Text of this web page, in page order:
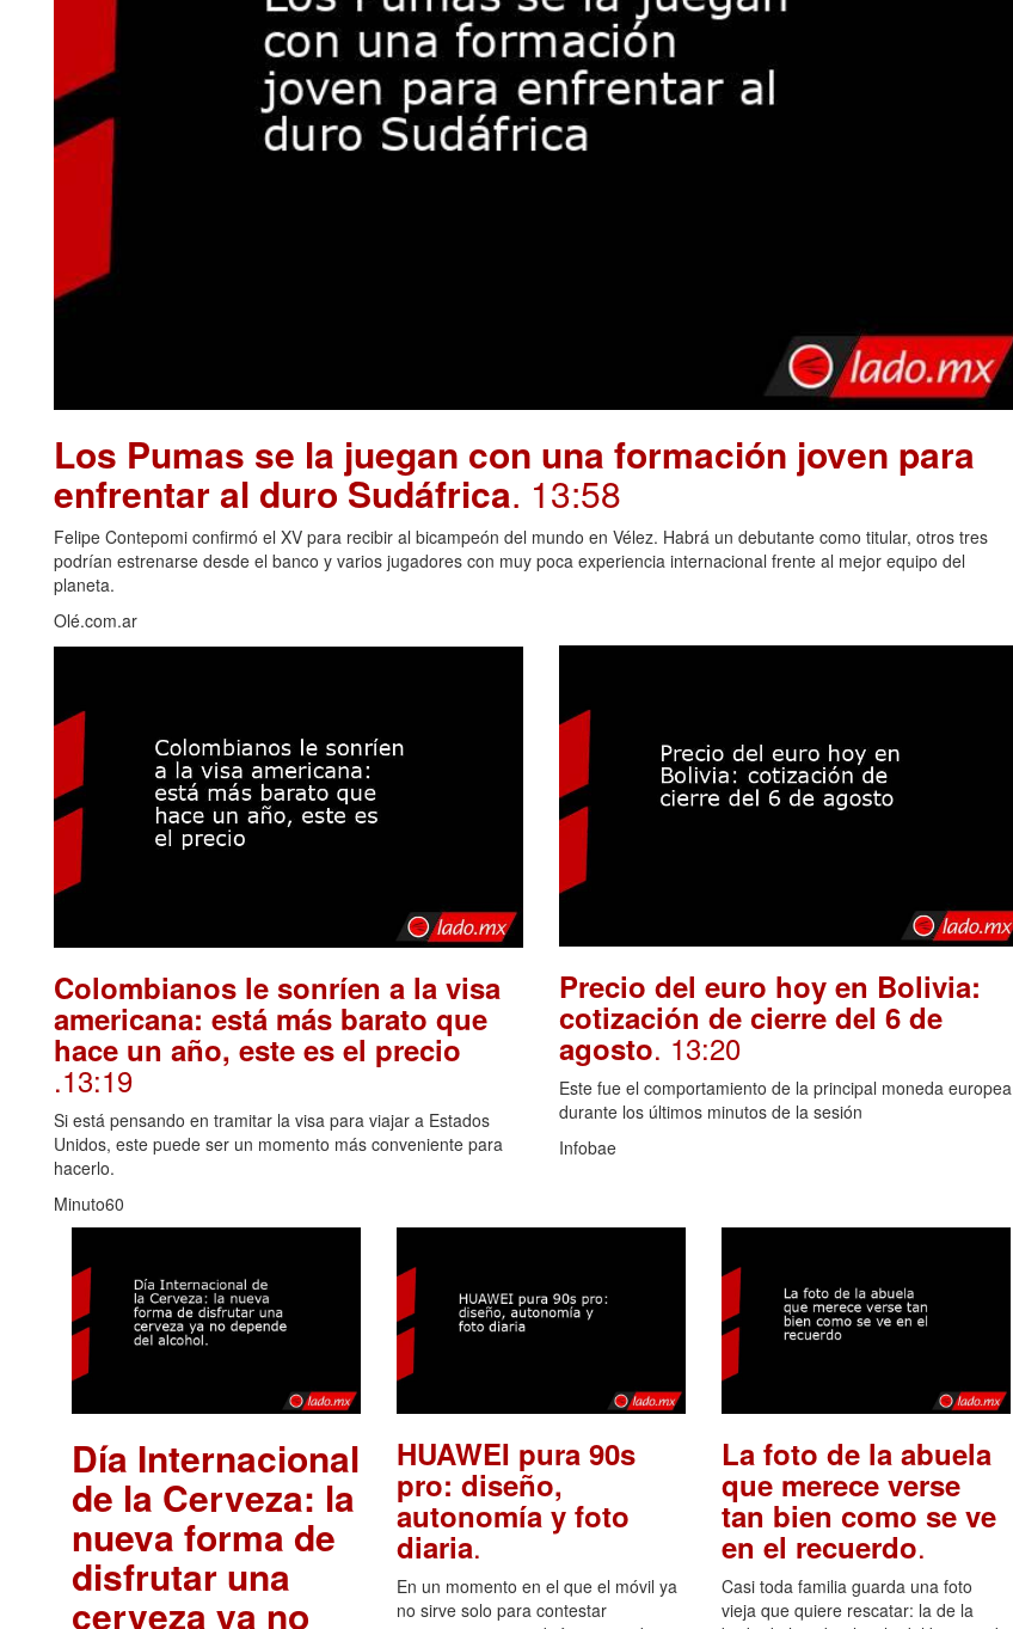
Los Pumas se la juegan con una formación joven para
enfrentar al duro Sudáfrica. 13:58
Felipe Contepomi confirmó el XV para recibir al bicampeón del mundo en Vélez. Habrá un debutante como titular, otros tres
podrían estrenarse desde el banco y varios jugadores con muy poca experiencia internacional frente al mejor equipo del
planeta.
Olé.com.ar
Colombianos le sonríen a la visa
americana: está más barato que
hace un año, este es el precio
.13:19
Si está pensando en tramitar la visa para viajar a Estados
Unidos, este puede ser un momento más conveniente para
hacerlo.
Minuto60
Precio del euro hoy en Bolivia:
cotización de cierre del 6 de
agosto. 13:20
Este fue el comportamiento de la principal moneda europea
durante los últimos minutos de la sesión
Infobae
Día Internacional
de la Cerveza: la
nueva forma de
disfrutar una
cerveza ya no
HUAWEI pura 90s
pro: diseño,
autonomía y foto
diaria.
En un momento en el que el móvil ya
no sirve solo para contestar
La foto de la abuela
que merece verse
tan bien como se ve
en el recuerdo.
Casi toda familia guarda una foto
vieja que quiere rescatar: la de la